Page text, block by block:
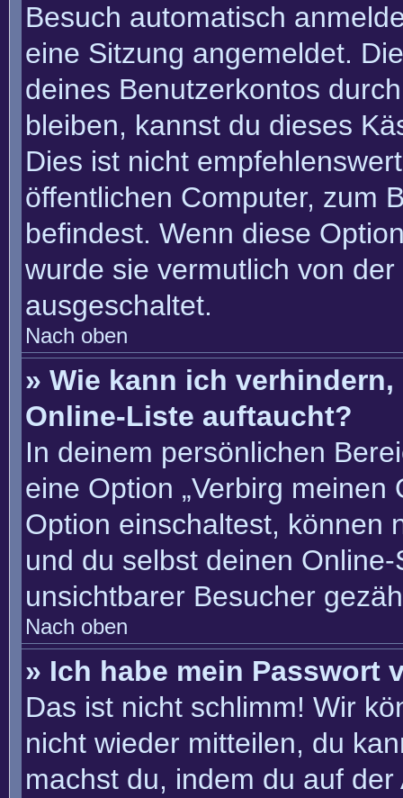
Besuch automatisch
eine Sitzung angemeldet.
deines Benutzerkontos
bleiben, kannst du dieses
Dies ist nicht
öffentlichen Computer, zum
befindest. Wenn diese
wurde sie vermutlich von
ausgeschaltet.
Nach oben
» Wie kann ich
Online-Liste auftaucht?
In deinem persönlichen
eine Option „Verbirg meinen
Option einschaltest, können
und du selbst deinen
unsichtbarer Besucher
Nach oben
» Ich habe mein Passwort
Das ist nicht schlimm! Wir
nicht wieder mitteilen, du
machst du, indem du auf